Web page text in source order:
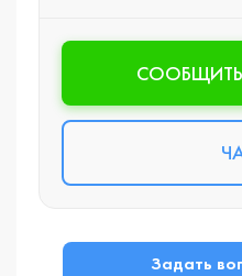
Задать